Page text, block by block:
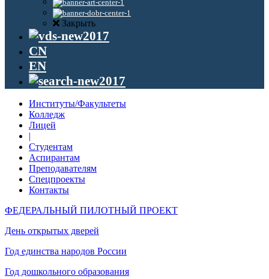
Закрыть
CN
EN
Институты/Факультеты
Колледж
Лицей
|
Студентам
Аспирантам
Преподавателям
Спецпроекты
Контакты
ФЕДЕРАЛЬНЫЙ ПИЛОТНЫЙ ПРОЕКТ
День открытых дверей
Год единства народов России
Год дошкольного образования